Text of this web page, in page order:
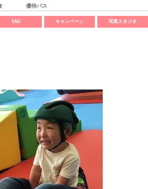
優待パス
SNS キャンペーン 写真スタジオ